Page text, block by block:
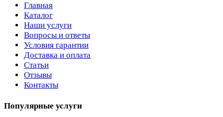
Главная
Каталог
Наши услуги
Вопросы и ответы
Условия гарантии
Доставка и оплата
Статьи
Отзывы
Контакты
Популярные услуги